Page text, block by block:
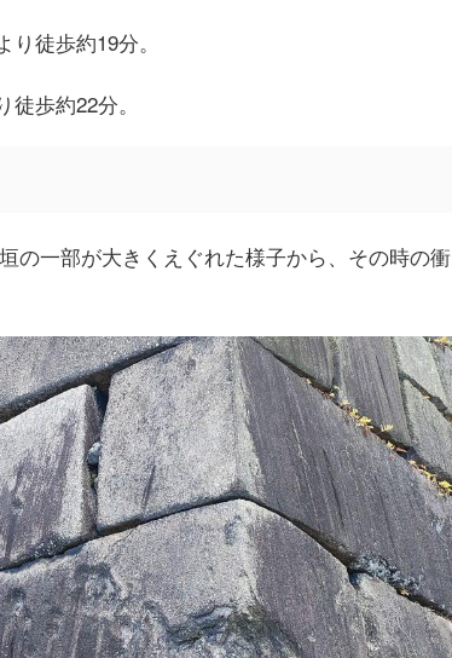
徒歩約19分。
歩約22分。
の一部が大きくえぐれた様子から、その時の衝